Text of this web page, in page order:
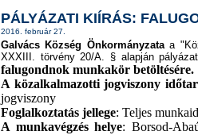
PÁLYÁZATI KIÍRÁS:
2016. február 27.
Galvács Község Önkormányzataa
XXXIII. törvény 20/A. § alapján
falugondnok munkakör betöltésére.
A közalkalmazotti jogviszony
jogviszony
Foglalkoztatás jellege: Teljes
A munkavégzés helye: Borsod-